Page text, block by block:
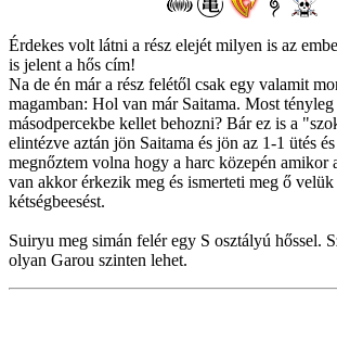
Érdekes volt látni a rész elejét milyen is az
is jelent a hős cím!
Na de én már a rész felétől csak egy valamit
magamban: Hol van már Saitama. Most
másodpercekbe kellet behozni? Bár ez is a
elintézve aztán jön Saitama és jön az 1-1 ütés
megnőztem volna hogy a harc közepén amikor
van akkor érkezik meg és ismerteti meg ő velük
kétségbeesést.
Suiryu meg simán felér egy S osztályú hőssel.
olyan Garou szinten lehet.